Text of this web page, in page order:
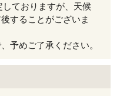
ておりますが、天候
することがございま
予めご了承ください。